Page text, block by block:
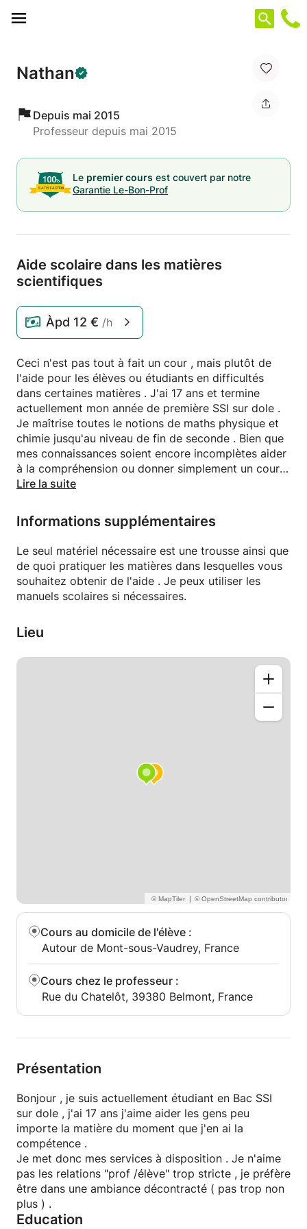
Nathan
Depuis mai 2015
Professeur depuis mai 2015
Le premier cours est couvert par notre
Garantie Le-Bon-Prof
Aide scolaire dans les matières
scientifiques
Àpd 12 € /h
Ceci n'est pas tout à fait un cour , mais plutôt de
l'aide pour les élèves ou étudiants en difficultés
dans certaines matières . J'ai 17 ans et termine
actuellement mon année de première SSI sur dole .
Je maîtrise toutes le notions de maths physique et
chimie jusqu'au niveau de fin de seconde . Bien que
mes connaissances soient encore incomplètes aider
à la compréhension ou donner simplement un cour
de niveau débutant sur un sujet ne me posera aucun
Lire la suite
Informations supplémentaires
Le seul matériel nécessaire est une trousse ainsi que
de quoi pratiquer les matières dans lesquelles vous
souhaitez obtenir de l'aide . Je peux utiliser les
manuels scolaires si nécessaires.
Lieu
|
Cours au domicile de l'élève :
Autour de Mont-sous-Vaudrey, France
Cours chez le professeur :
Rue du Chatelôt, 39380 Belmont, France
Présentation
Bonjour , je suis actuellement étudiant en Bac SSI
sur dole , j'ai 17 ans j'aime aider les gens peu
importe la matière du moment que j'en ai la
compétence .
Je met donc mes services à disposition . Je n'aime
pas les relations "prof /élève" trop stricte , je préfère
être dans une ambiance décontracté ( pas trop non
plus ) .
Education